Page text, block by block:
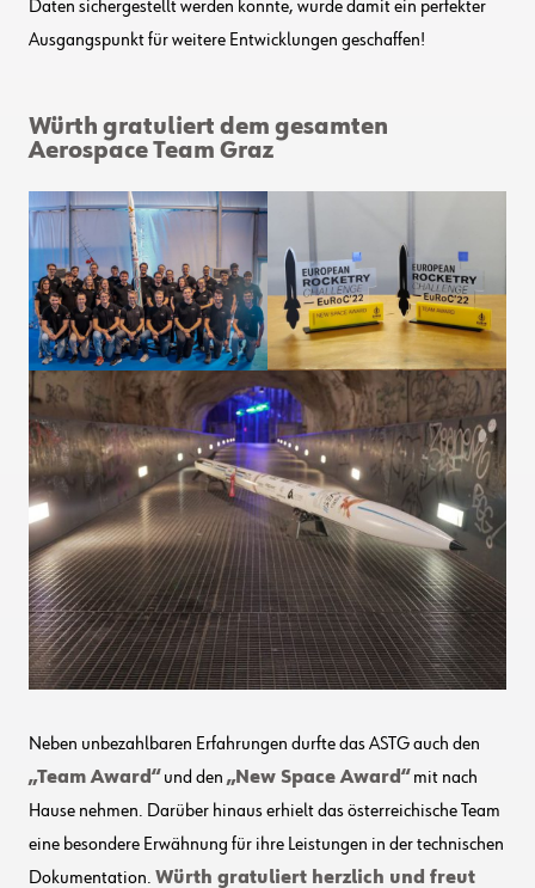
Daten sichergestellt werden konnte, wurde damit ein perfekter
Ausgangspunkt für weitere Entwicklungen geschaffen!
Würth gratuliert dem gesamten
Aerospace Team Graz
Neben unbezahlbaren Erfahrungen durfte das ASTG auch den
„Team Award“ und den „New Space Award“ mit nach
Hause nehmen. Darüber hinaus erhielt das österreichische Team
eine besondere Erwähnung für ihre Leistungen in der technischen
Dokumentation. Würth gratuliert herzlich und freut